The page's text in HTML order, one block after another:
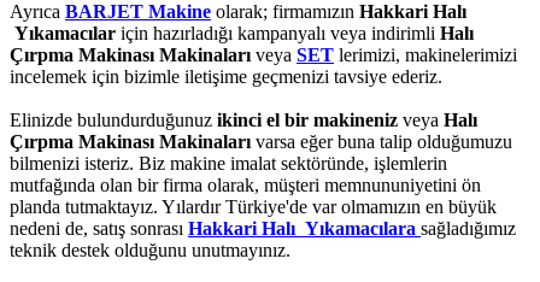
Ayrıca BARJET Makine olarak; firmamızın Hakkari Halı
Yıkamacılar için hazırladığı kampanyalı veya indirimli Halı
Çırpma Makinası Makinalarıveya SET lerimizi, makinelerimizi
incelemek için bizimle iletişime geçmenizi tavsiye ederiz.
Elinizde bulundurduğunuz ikinci el bir makineniz veya Halı
Çırpma Makinası Makinalarıvarsa eğer buna talip olduğumuzu
bilmenizi isteriz. Biz makine imalat sektöründe, işlemlerin
mutfağında olan bir firma olarak, müşteri memnununiyetini ön
planda tutmaktayız. Yılardır Türkiye'de var olmamızın en büyük
nedeni de, satış sonrası Hakkari Halı Yıkamacılara sağladığımız
teknik destek olduğunu unutmayınız.